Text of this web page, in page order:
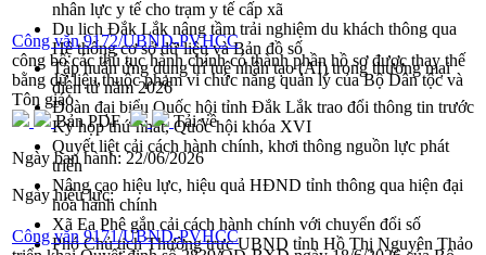
nhân lực y tế cho trạm y tế cấp xã
Du lịch Đắk Lắk nâng tầm trải nghiệm du khách thông qua
Hệ thống cơ sở dữ liệu và Bản đồ số
Tập huấn ứng dụng trí tuệ nhân tạo (AI) trong thương mại
điện tử năm 2026
Đoàn đại biểu Quốc hội tỉnh Đắk Lắk trao đổi thông tin trước
Kỳ họp thứ nhất, Quốc hội khóa XVI
Quyết liệt cải cách hành chính, khơi thông nguồn lực phát
triển
Nâng cao hiệu lực, hiệu quả HĐND tỉnh thông qua hiện đại
hóa hành chính
Xã Ea Phê gắn cải cách hành chính với chuyển đổi số
Phó Chủ tịch Thường trực UBND tỉnh Hồ Thị Nguyên Thảo
Công văn 9172/UBND-PVHCC
công bố các thủ tục hành chính có thành phần hồ sơ được thay thế
bằng dữ liệu thuộc phạm vi chức năng quản lý của Bộ Dân tộc và
Tôn giáo
Bản PDF
Tải về
Ngày ban hành: 22/06/2026
Ngày hiệu lực:
Công văn 9171/UBND-PVHCC